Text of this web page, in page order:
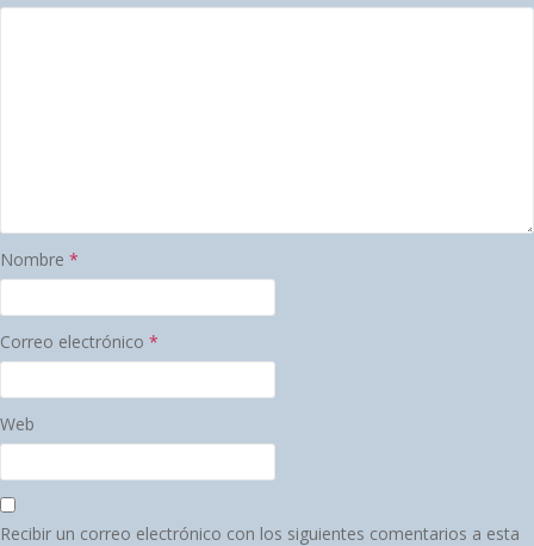
Nombre *
Correo electrónico *
Web
Recibir un correo electrónico con los siguientes comentarios a esta